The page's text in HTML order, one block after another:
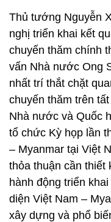
Thủ tướng Nguyễn
nghị triển khai kết
chuyến thăm chính
vấn Nhà nước Ong
nhất trí thắt chặt
chuyến thăm trên
Nhà nước và Quốc
tổ chức Kỳ họp lần
– Myanmar tại Việt
thỏa thuận cần thiết
hành động triển
diện Việt Nam –
xây dựng và phổ